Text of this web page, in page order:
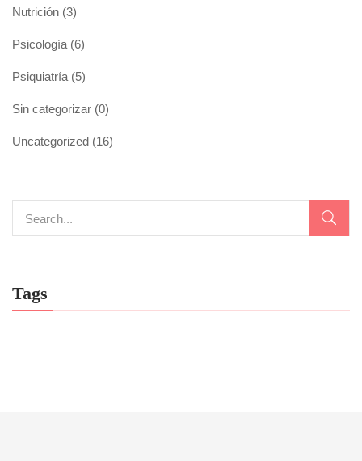
Nutrición (3)
Psicología (6)
Psiquiatría (5)
Sin categorizar (0)
Uncategorized (16)
Tags